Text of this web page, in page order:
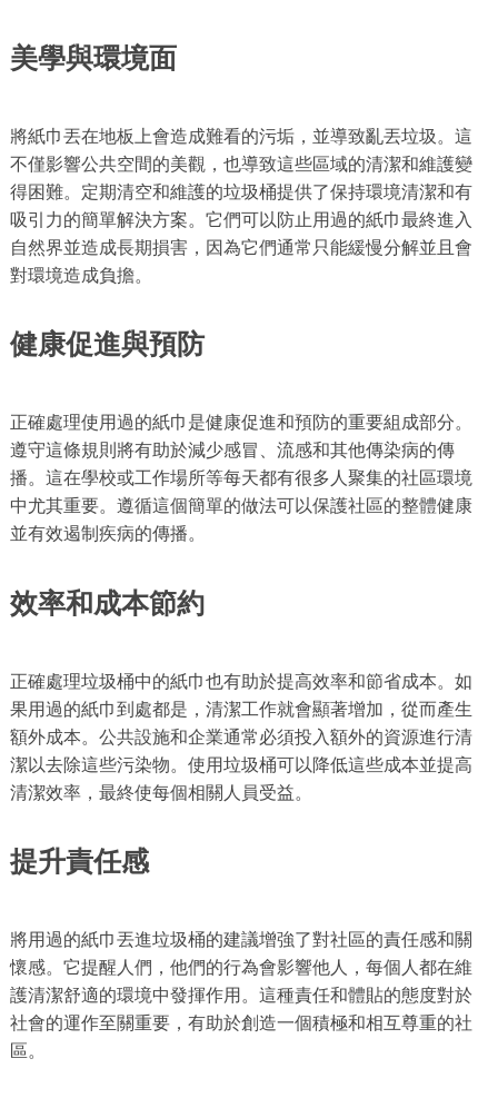
美學與環境面
將紙巾丟在地板上會造成難看的污垢，並導致亂丟垃圾。這
不僅影響公共空間的美觀，也導致這些區域的清潔和維護變
得困難。定期清空和維護的垃圾桶提供了保持環境清潔和有
吸引力的簡單解決方案。它們可以防止用過的紙巾最終進入
自然界並造成長期損害，因為它們通常只能緩慢分解並且會
對環境造成負擔。
健康促進與預防
正確處理使用過的紙巾是健康促進和預防的重要組成部分。
遵守這條規則將有助於減少感冒、流感和其他傳染病的傳
播。這在學校或工作場所等每天都有很多人聚集的社區環境
中尤其重要。遵循這個簡單的做法可以保護社區的整體健康
並有效遏制疾病的傳播。
效率和成本節約
正確處理垃圾桶中的紙巾也有助於提高效率和節省成本。如
果用過的紙巾到處都是，清潔工作就會顯著增加，從而產生
額外成本。公共設施和企業通常必須投入額外的資源進行清
潔以去除這些污染物。使用垃圾桶可以降低這些成本並提高
清潔效率，最終使每個相關人員受益。
提升責任感
將用過的紙巾丟進垃圾桶的建議增強了對社區的責任感和關
懷感。它提醒人們，他們的行為會影響他人，每個人都在維
護清潔舒適的環境中發揮作用。這種責任和體貼的態度對於
社會的運作至關重要，有助於創造一個積極和相互尊重的社
區。